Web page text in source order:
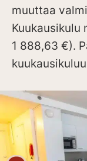
muuttaa
Kuukausikulu
1 888,63 €).